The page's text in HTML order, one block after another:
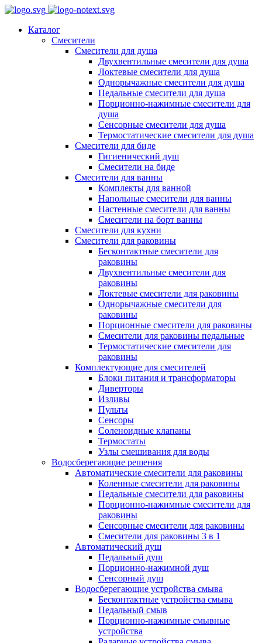
Каталог
Смесители
Смесители для душа
Двухвентильные смесители для душа
Локтевые смесители для душа
Однорычажные смесители для душа
Педальные смесители для душа
Порционно-нажимные смесители для
душа
Сенсорные смесители для душа
Термостатические смесители для душа
Смесители для биде
Гигиенический душ
Смесители на биде
Смесители для ванны
Комплекты для ванной
Напольные смесители для ванны
Настенные смесители для ванны
Смесители на борт ванны
Смесители для кухни
Смесители для раковины
Бесконтактные смесители для
раковины
Двухвентильные смесители для
раковины
Локтевые смесители для раковины
Однорычажные смесители для
раковины
Порционные смесители для раковины
Смесители для раковины педальные
Термостатические смесители для
раковины
Комплектующие для смесителей
Блоки питания и трансформаторы
Диверторы
Изливы
Пульты
Сенсоры
Соленоидные клапаны
Термостаты
Узлы смешивания для воды
Водосберегающие решения
Автоматические смесители для раковины
Коленные смесители для раковины
Педальные смесители для раковины
Порционно-нажимные смесители для
раковины
Сенсорные смесители для раковины
Смесители для раковины 3 в 1
Автоматический душ
Педальный душ
Порционно-нажимной душ
Сенсорный душ
Водосберегающие устройства смыва
Бесконтактные устройства смыва
Педальный смыв
Порционно-нажимные смывные
устройства